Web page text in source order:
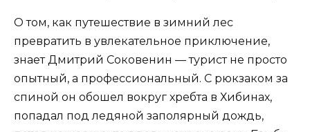
О том, как путешествие в зимний лес
превратить в увлекательное приключение,
знает Дмитрий Соковенин — турист не просто
опытный, а профессиональный. С рюкзаком за
спиной он обошел вокруг хребта в Хибинах,
попадал под ледяной заполярный дождь,